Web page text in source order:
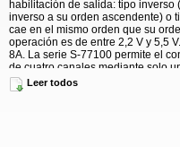
habilitación de salida: tipo
inverso a su orden ascendente) o
cae en el mismo orden que su
operación es de entre 2,2 V y 5,5
8A. La serie S-77100 permite el
de cuatro canales mediante solo
señales de entrada separadas
encendido y secuencia de apagado.
Leer todos